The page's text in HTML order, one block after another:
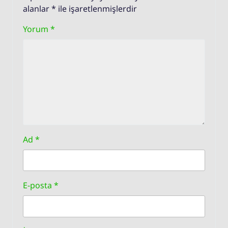
alanlar* ile işaretlenmişlerdir
Yorum *
Ad *
E-posta *